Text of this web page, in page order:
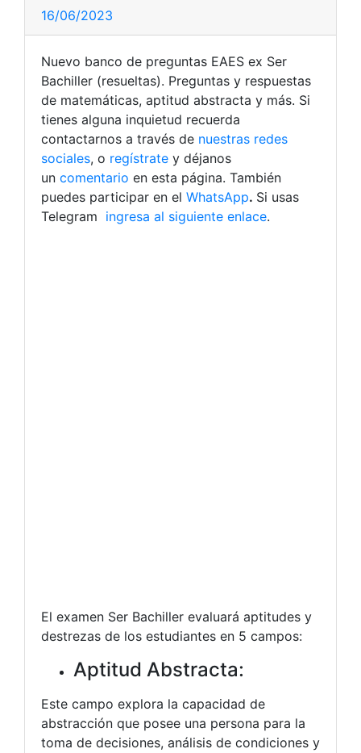
16/06/2023
Nuevo banco de preguntas EAES ex Ser
Bachiller (resueltas). Preguntas y respuestas
de matemáticas, aptitud abstracta y más. Si
tienes alguna inquietud recuerda
contactarnos a través de nuestras redes
sociales, o regístrate y déjanos
un comentario en esta página. También
puedes participar en el WhatsApp. Si usas
Telegram ingresa al siguiente enlace.
El examen Ser Bachiller evaluará aptitudes y
destrezas de los estudiantes en 5 campos:
Aptitud Abstracta:
Este campo explora la capacidad de
abstracción que posee una persona para la
toma de decisiones, análisis de condiciones y